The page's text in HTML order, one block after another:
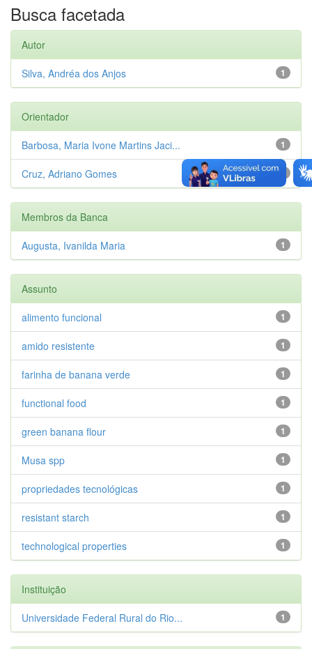
Busca facetada
Autor
1
Silva, Andréa dos Anjos
Orientador
1
Barbosa, Maria Ivone Martins Jaci...
Cruz, Adriano Gomes
Membros da Banca
1
Augusta, Ivanilda Maria
Assunto
1
alimento funcional
1
amido resistente
1
farinha de banana verde
1
functional food
1
green banana flour
1
Musa spp
1
propriedades tecnológicas
1
resistant starch
1
technological properties
Instituição
1
Universidade Federal Rural do Rio...